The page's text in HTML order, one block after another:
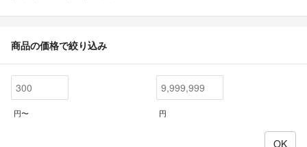
商品の価格で絞り込み
円〜 円